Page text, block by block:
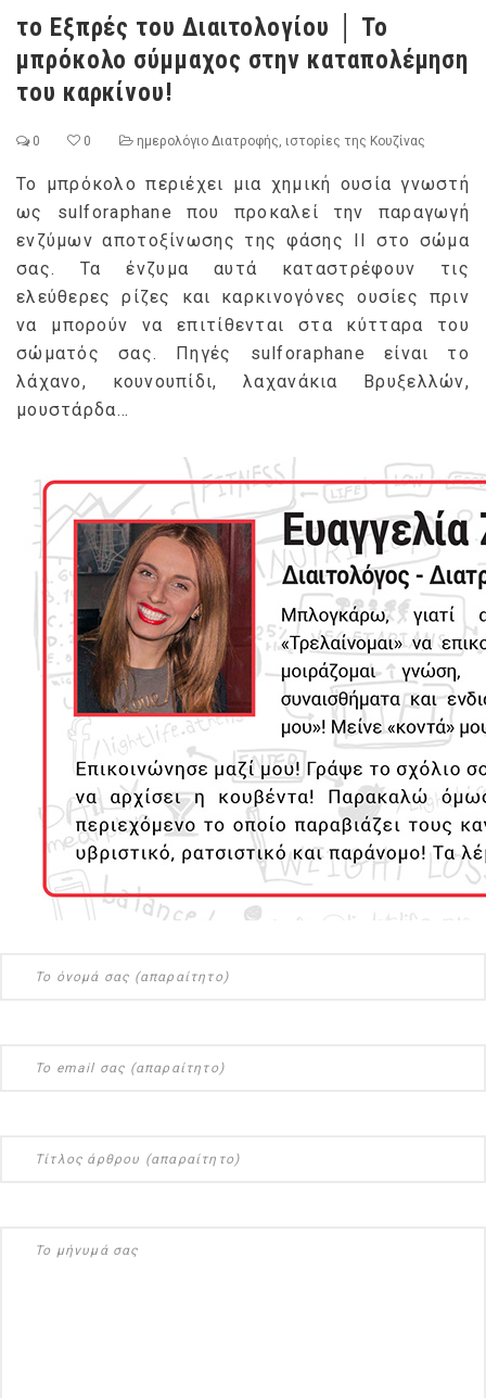
το Εξπρές του Διαιτολογίου │ Το
μπρόκολο σύμμαχος στην καταπολέμηση
του καρκίνου!
0 0 ημερολόγιο Διατροφής ιστορίες της Κουζίνας
Το μπρόκολο περιέχει μια χημική ουσία γνωστή
ως sulforaphane που προκαλεί την παραγωγή
ενζύμων αποτοξίνωσης της φάσης ΙΙ στο σώμα
σας. Τα ένζυμα αυτά καταστρέφουν τις
ελεύθερες ρίζες και καρκινογόνες ουσίες πριν
να μπορούν να επιτίθενται στα κύτταρα του
σώματός σας. Πηγές sulforaphane είναι το
λάχανο, κουνουπίδι, λαχανάκια Βρυξελλών,
μουστάρδα…